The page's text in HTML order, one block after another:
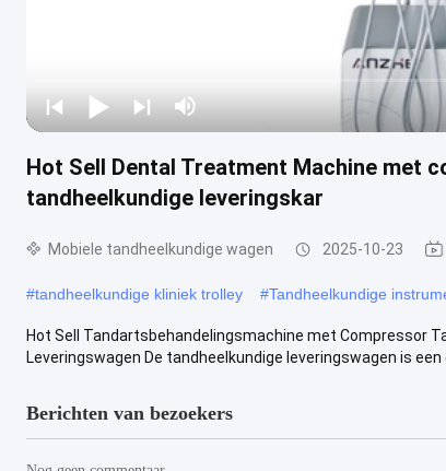
Hot Sell Dental Treatment Machine met
tandheelkundige leveringskar
Mobiele tandheelkundige wagen 2025-10-23
#tandheelkundige kliniek trolley #Tandheelkundige
Hot Sell Tandartsbehandelingsmachine met Compressor
Leveringswagen De tandheelkundige leveringswagen is een
Berichten van bezoekers